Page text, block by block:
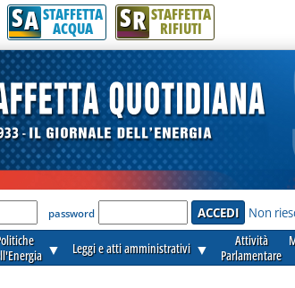
SA STAFFETTA
ACQUA SR STAFFETTA
RIFIUTI
per accedere'
password Non
▼ Leggi e atti amministrativi ▼
Attività
Parlamentare